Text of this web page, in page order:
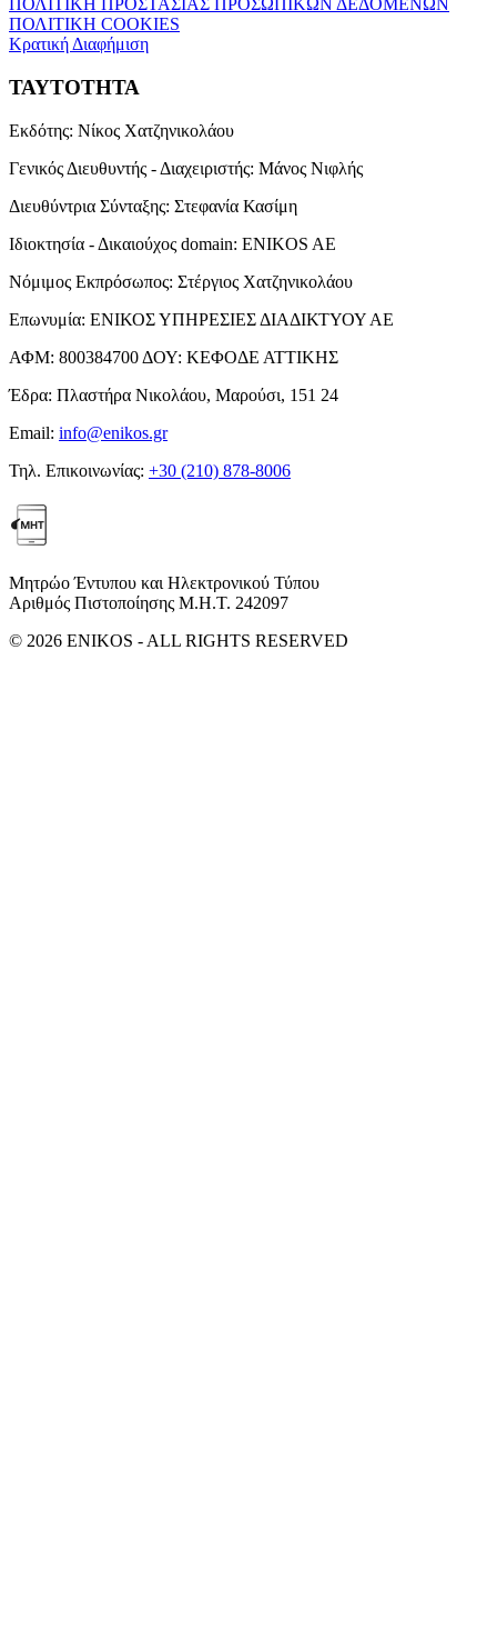
ΠΟΛΙΤΙΚΗ ΠΡΟΣΤΑΣΙΑΣ ΠΡΟΣΩΠΙΚΩΝ ΔΕΔΟΜΕΝΩΝ
ΠΟΛΙΤΙΚΗ COOKIES
Κρατική Διαφήμιση
ΤΑΥΤΟΤΗΤΑ
Εκδότης: Νίκος Χατζηνικολάου
Γενικός Διευθυντής - Διαχειριστής: Μάνος Νιφλής
Διευθύντρια Σύνταξης: Στεφανία Κασίμη
Ιδιοκτησία - Δικαιούχος domain: ENIKOS AE
Νόμιμος Εκπρόσωπος: Στέργιος Χατζηνικολάου
Επωνυμία: ΕΝΙΚΟΣ ΥΠΗΡΕΣΙΕΣ ΔΙΑΔΙΚΤΥΟΥ ΑΕ
ΑΦΜ: 800384700 ΔΟΥ: ΚΕΦΟΔΕ ΑΤΤΙΚΗΣ
Έδρα: Πλαστήρα Νικολάου, Μαρούσι, 151 24
Email: info@enikos.gr
Τηλ. Επικοινωνίας: +30 (210) 878-8006
Μητρώο Έντυπου και Ηλεκτρονικού Τύπου
Αριθμός Πιστοποίησης Μ.Η.Τ. 242097
© 2026 ENIKOS - ALL RIGHTS RESERVED